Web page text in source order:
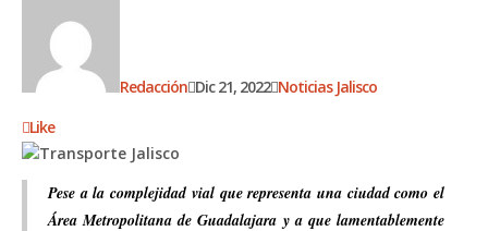
Redacción Dic 21, 2022 Noticias Jalisco
Like
Pese a la complejidad vial que representa una ciudad como el
Área Metropolitana de Guadalajara y a que lamentablemente